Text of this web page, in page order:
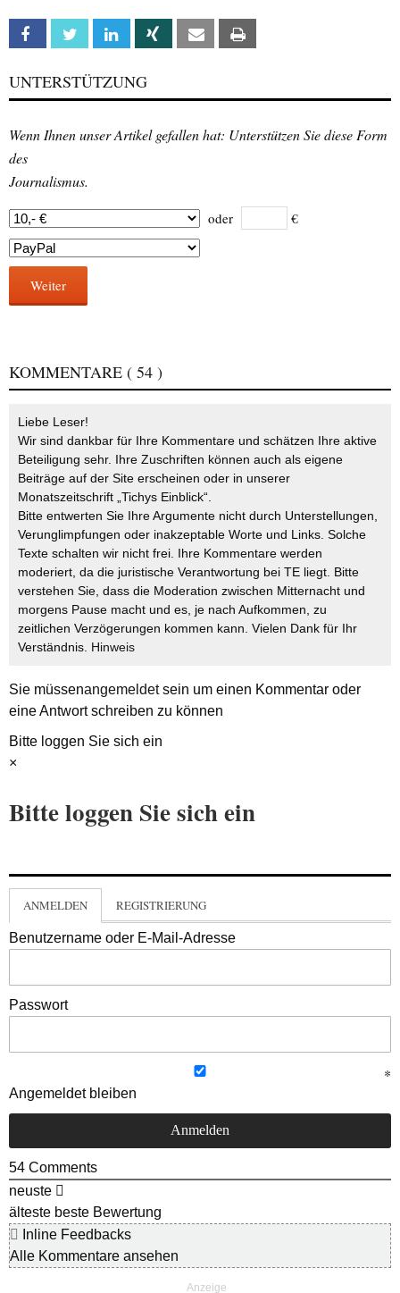
Facebook Twitter Linkedin Xing Email
UNTERSTÜTZUNG
Wenn Ihnen unser Artikel gefallen hat: Unterstützen Sie diese Form
des
Journalismus.
oder €
Weiter
KOMMENTARE ( 54 )
Liebe Leser!
Wir sind dankbar für Ihre Kommentare und schätzen Ihre aktive
Beteiligung sehr. Ihre Zuschriften können auch als eigene
Beiträge auf der Site erscheinen oder in unserer
Monatszeitschrift „Tichys Einblick“.
Bitte entwerten Sie Ihre Argumente nicht durch Unterstellungen,
Verunglimpfungen oder inakzeptable Worte und Links. Solche
Texte schalten wir nicht frei. Ihre Kommentare werden
moderiert, da die juristische Verantwortung bei TE liegt. Bitte
verstehen Sie, dass die Moderation zwischen Mitternacht und
morgens Pause macht und es, je nach Aufkommen, zu
zeitlichen Verzögerungen kommen kann. Vielen Dank für Ihr
Verständnis. Hinweis
Sie müssenangemeldetsein um einen Kommentar oder
eine Antwort schreiben zu können
Bitte loggen Sie sich ein
×
Bitte loggen Sie sich ein
ANMELDEN REGISTRIERUNG
Benutzername oder E-Mail-Adresse
Passwort
Angemeldet bleiben
54 Comments
neuste
älteste beste Bewertung
Inline Feedbacks
Alle Kommentare ansehen